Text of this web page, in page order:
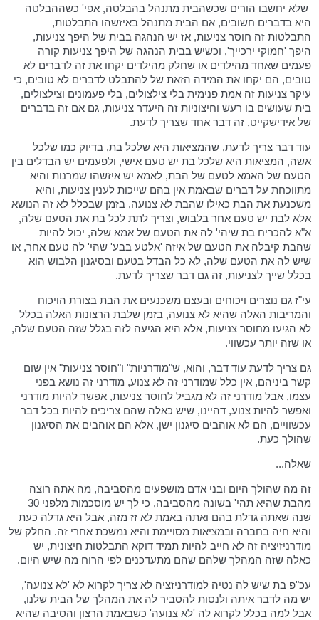
שלא יחשבו הורים שכשהבית מתנהל בהבלטה, אפי' כשההבלטה
היא בדברים חשובים, אם הבית מתנהל באיזשהו התבלטות,
התבלטות זה חוסר צניעות, אז יש הנהגה בבית של היפך צניעות,
היפך 'חמוקי ירכייך', וכשיש בבית הנהגה של היפך צניעות קורה
פעמים שאחד מהילדים או שחלק מהילדים יקחו את זה לדברים לא
טובים, הם יקחו את המידה הזאת של להתבלט לדברים לא טובים, כי
עיקר צניעות זה אמת פנימית בלי צילצולים, בלי פעמונים וצילצולים,
בית שעושים בו רעש וחיצוניות זה היעדר צניעות, גם אם זה בדברים
של אידישקייט, זה דבר אחד שצריך לדעת.
עוד דבר צריך לדעת, שהמציאות היא שלכל בת, בדיוק כמו שלכל
אשה, המציאות היא שלכל בת יש טעם אישי, ולפעמים יש הבדלים בין
הטעם של האמא לטעם של הבת, לאמא יש איזשהו שמרנות והיא
מתווכחת על דברים שבאמת אין בהם שייכות לענין צניעות, והיא
משכנעת את הבת כאילו שהבת לא צנועה, בזמן שבכלל לא זה הנושא
אלא לבת יש טעם אחר בלבוש, וצריך לתת לכל בת את הטעם שלה,
א"א להכריח בת שיהי' לה את הטעם של אמא שלה, יכול להיות
שהבת קיבלה את הטעם של איזה 'אלטע בבע' שהי' לה טעם אחר, או
שיש לה את הטעם שלה, לא כל הבדל בטעם ובסיגנון הלבוש הוא
בכלל שייך לצניעות, זה גם דבר שצריך לדעת.
עי"ז גם נוצרים ויכוחים ובעצם משכנעים את הבת בצורת הויכוח
והמריבות האלה שהיא לא צנועה, בזמן שלבת הרצונות האלה בכלל
לא הגיעו מחוסר צניעות, אלא היא הגיעה לזה בגלל שזה הטעם שלה,
או שזה יותר עכשווי.
גם צריך לדעת עוד דבר, והוא, ש"מודרניות" ו"חוסר צניעות" אין שום
קשר ביניהם, אין כלל שמודרני זה לא צנוע, מודרני זה נושא בפני
עצמו, אבל מודרני זה לא מגביל לחוסר צניעות, אפשר להיות מודרני
ואפשר להיות צנוע, דהיינו, שיש כאלה שהם צריכים להיות בכל דבר
עכשוויים, הם לא אוהבים סיגנון ישן, אלא הם אוהבים את הסיגנון
שהולך כעת.
שאלה...
זה מה שהולך היום ובני אדם מושפעים מהסביבה, מה אתה רוצה
מהבת שהיא תהי' בשונה מהסביבה, כי לך יש מוסכמות מלפני 30
שנה שאתה גדלת בהם ואתה באמת לא זז מזה, אבל היא גדלה כעת
והיא חיה בחברה ובמציאות מסויימת והיא נמשכת אחרי זה. החלק של
מודרניזיציה זה לא חייב להיות תמיד דוקא התבלטות חיצונית, יש
כאלה שזה המהלך שלהם שהם מתעדכנים לפי הרוח מה שיש היום.
עכ"פ בת שיש לה נטיה למודרניזציה לא צריך לקרוא לא 'לא צנועה',
יש מה לדבר איתה ולנסות להסביר לה את המהלך של הבית שלנו,
אבל למה בכלל לקרוא לה 'לא צנועה' כשבאמת הרצון והסיבה שהיא